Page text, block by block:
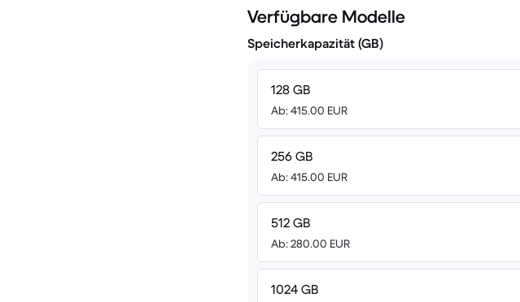
Verfügbare Modelle
Speicherkapazität (GB)
128 GB
Ab: 415.00 EUR
256 GB
Ab: 415.00 EUR
512 GB
Ab: 280.00 EUR
1024 GB